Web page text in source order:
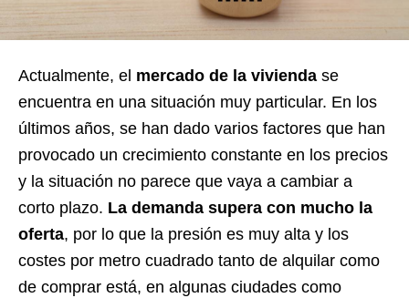
Actualmente, el mercado de la vivienda se
encuentra en una situación muy particular. En los
últimos años, se han dado varios factores que han
provocado un crecimiento constante en los precios
y la situación no parece que vaya a cambiar a
corto plazo. La demanda supera con mucho la
oferta, por lo que la presión es muy alta y los
costes por metro cuadrado tanto de alquilar como
de comprar está, en algunas ciudades como